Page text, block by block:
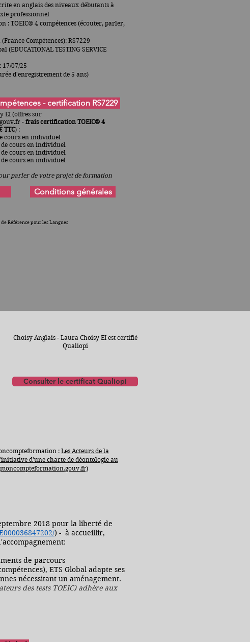
en anglais des niveaux débutants à
professionnel
: TOEIC® 4 compétences (écouter, parler,
Compétences): RS7229
(EDUCATIONAL TESTING SERVICE
17/07/25
d'enregistrement de 5 ans)
EI (offres sur
-frais certification TOEIC® 4
TTC) :
cours en individuel
de cours en individuel
de cours en individuel
de cours en individuel
parler de votre projet de formation
- certification RS7229
Conditions générales
Référence pour les Langues
Choisy Anglais - Laura Choisy EI est certifié
Qualiopi
Consulter le certificat Qualiopi
:Les Acteurs de la
d'une charte de déontologie au
2018 pour la liberté de
) - à accueillir,
de parcours
ETS Global adapte ses
nécessitant un aménagement.
des tests TOEIC) adhère aux